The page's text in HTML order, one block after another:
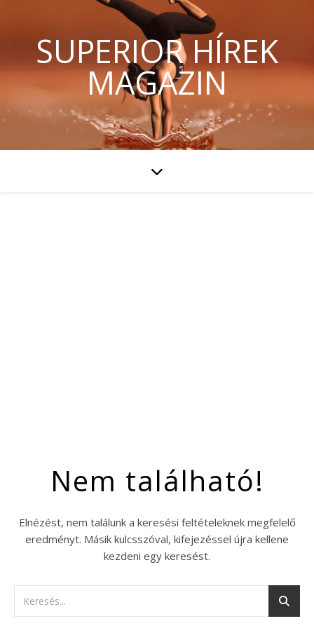
SUPERIOR HÍREK
MAGAZIN
Nem található!
Elnézést, nem találunk a keresési feltételeknek megfelelő
eredményt. Másik kulcsszóval, kifejezéssel újra kellene
kezdeni egy keresést.